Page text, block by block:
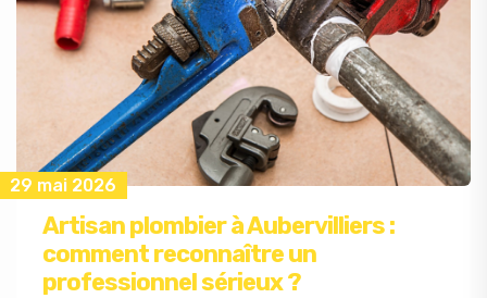
29 mai 2026
Artisan plombier à Aubervilliers :
comment reconnaître un
professionnel sérieux ?